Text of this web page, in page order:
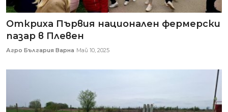
Откриха Първия национален фермерски
пазар в Плевен
Агро България Варна Май 10, 2025